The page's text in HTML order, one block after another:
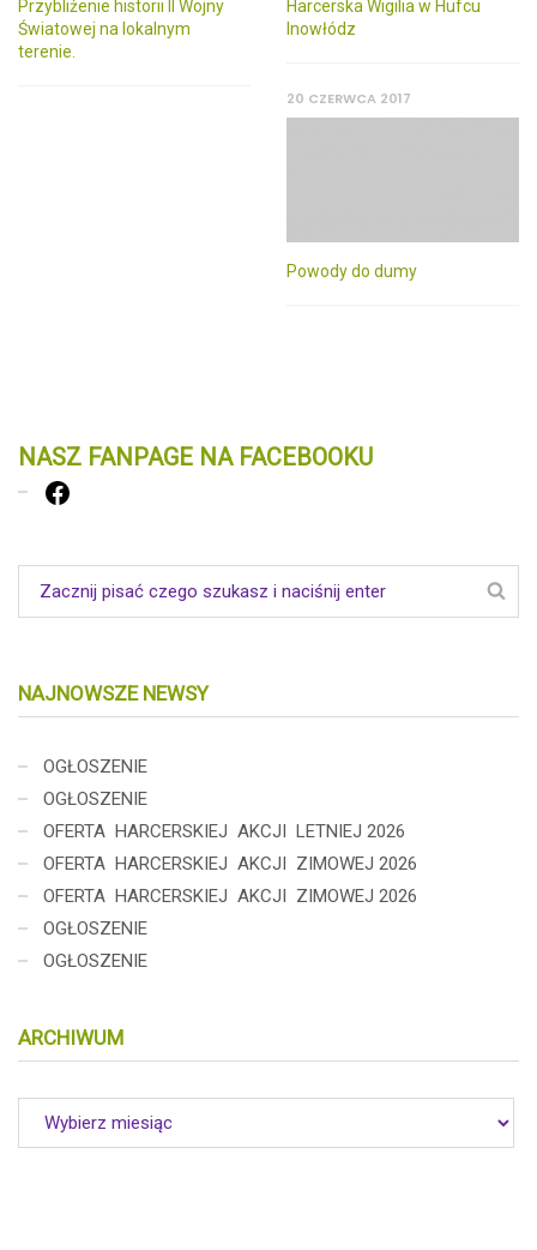
Przybliżenie historii II Wojny
Światowej na lokalnym
terenie.
Harcerska Wigilia w Hufcu
Inowłódz
20 CZERWCA 2017
Powody do dumy
NASZ FANPAGE NA FACEBOOKU
NAJNOWSZE NEWSY
OGŁOSZENIE
OGŁOSZENIE
OFERTA HARCERSKIEJ AKCJI LETNIEJ 2026
OFERTA HARCERSKIEJ AKCJI ZIMOWEJ 2026
OFERTA HARCERSKIEJ AKCJI ZIMOWEJ 2026
OGŁOSZENIE
OGŁOSZENIE
ARCHIWUM